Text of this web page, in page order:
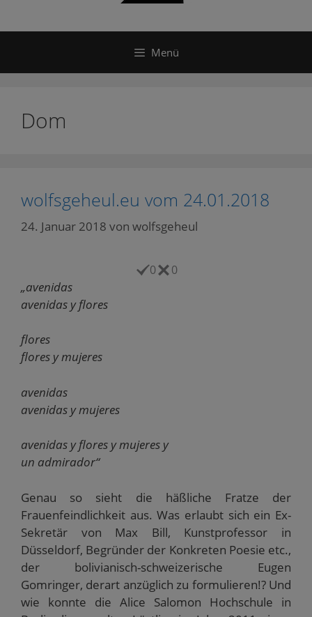
Menü
Dom
wolfsgeheul.eu vom 24.01.2018
24. Januar 2018 von wolfsgeheul
0 0
„avenidas
avenidas y flores
flores
flores y mujeres
avenidas
avenidas y mujeres
avenidas y flores y mujeres y
un admirador“
Genau so sieht die häßliche Fratze der
Frauenfeindlichkeit aus. Was erlaubt sich ein Ex-
Sekretär von Max Bill, Kunstprofessor in
Düsseldorf, Begründer der Konkreten Poesie etc.,
der bolivianisch-schweizerische Eugen
Gomringer, derart anzüglich zu formulieren!? Und
wie konnte die Alice Salomon Hochschule in